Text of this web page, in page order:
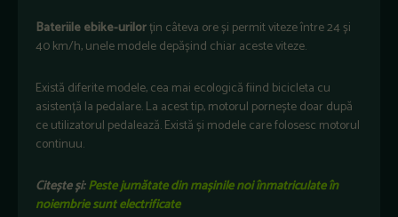
Bateriile ebike-urilorțin câteva ore și permit viteze între 24 și
40 km/h, unele modele depășind chiar aceste viteze.
Există diferite modele, cea mai ecologică fiind bicicleta cu
asistență la pedalare. La acest tip, motorul pornește doar după
ce utilizatorul pedalează. Există și modele care folosesc motorul
continuu.
Citește și:Peste jumătate din mașinile noi înmatriculate în
noiembrie sunt electrificate